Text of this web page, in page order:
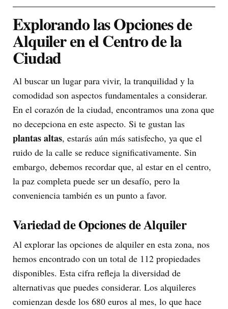
Explorando las Opciones de
Alquiler en el Centro de la
Ciudad
Al buscar un lugar para vivir, la tranquilidad y la
comodidad son aspectos fundamentales a considerar.
En el corazón de la ciudad, encontramos una zona que
no decepciona en este aspecto. Si te gustan las
plantas altas, estarás aún más satisfecho, ya que el
ruido de la calle se reduce significativamente. Sin
embargo, debemos recordar que, al estar en el centro,
la paz completa puede ser un desafío, pero la
conveniencia también es un punto a favor.
Variedad de Opciones de Alquiler
Al explorar las opciones de alquiler en esta zona, nos
hemos encontrado con un total de 112 propiedades
disponibles. Esta cifra refleja la diversidad de
alternativas que puedes considerar. Los alquileres
comienzan desde los 680 euros al mes, lo que hace